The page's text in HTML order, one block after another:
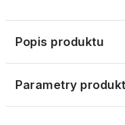
Popis produktu
Parametry